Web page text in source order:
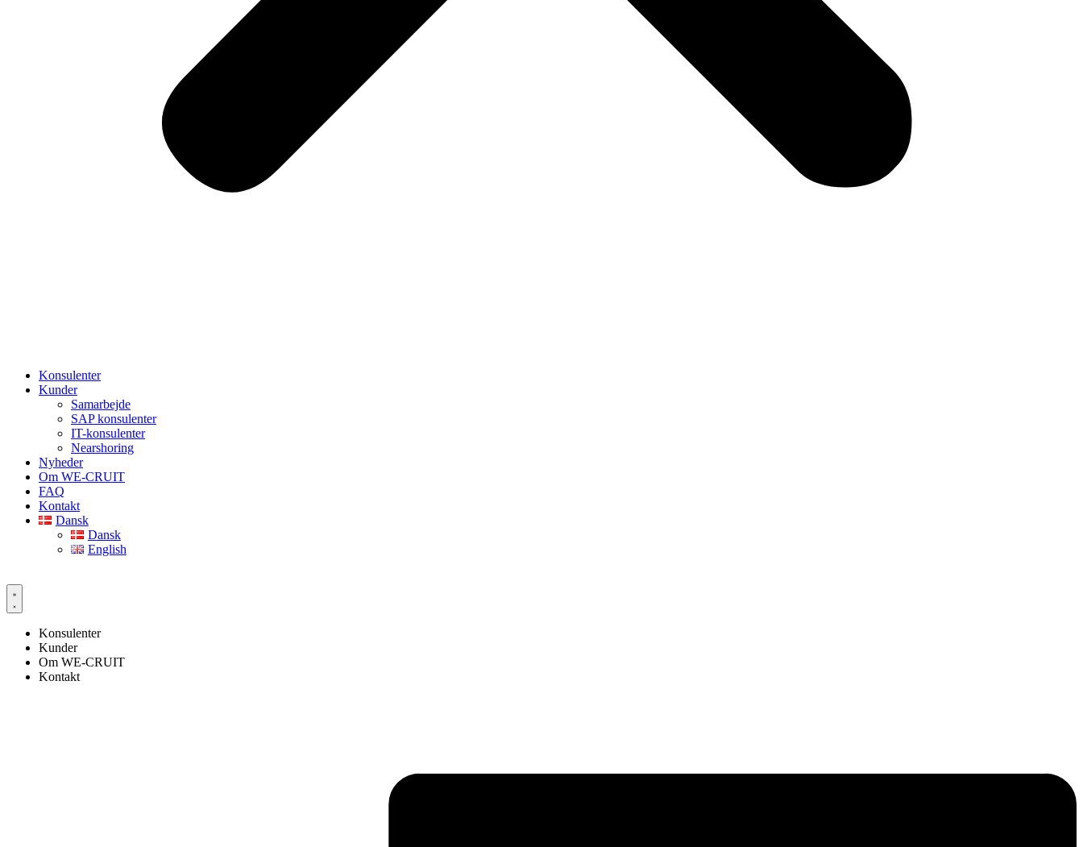
Konsulenter
Kunder
Samarbejde
SAP konsulenter
IT-konsulenter
Nearshoring
Nyheder
Om WE-CRUIT
FAQ
Kontakt
Dansk
Dansk
English
Konsulenter
Kunder
Om WE-CRUIT
Kontakt